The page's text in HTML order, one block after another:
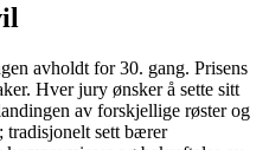
avholdt for 30. gang. Prisens
Hver jury ønsker å sette sitt
av forskjellige røster og
tradisjonelt sett bærer